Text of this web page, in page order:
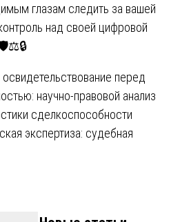
глазам следить за вашей
над своей цифровой
🛡️⚖️🔒
перед
научно-правовой анализ
сделкоспособности
экспертиза: судебная